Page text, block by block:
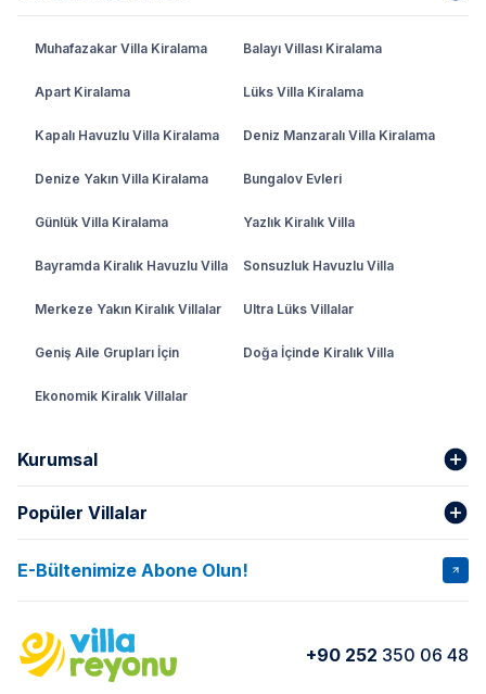
Muhafazakar Villa Kiralama Balayı Villası Kiralama
Apart Kiralama Lüks Villa Kiralama
Kapalı Havuzlu Villa Kiralama Deniz Manzaralı Villa Kiralama
Denize Yakın Villa Kiralama Bungalov Evleri
Günlük Villa Kiralama Yazlık Kiralık Villa
Bayramda Kiralık Havuzlu Villa Sonsuzluk Havuzlu Villa
Merkeze Yakın Kiralık Villalar Ultra Lüks Villalar
Geniş Aile Grupları İçin Doğa İçinde Kiralık Villa
Ekonomik Kiralık Villalar
Kurumsal
Hakkımızda
İptal Şartları Banka Hesapları
Kurumsal Blog
Yorumlar Nasıl Kiralarım
Popüler Villalar
VİLLA SALKIM VİLLA SLAY 1
VİLLA OLENNA 1 VİLLA MERT
E-Bültenimize Abone Olun!
+90 252 350 06 48